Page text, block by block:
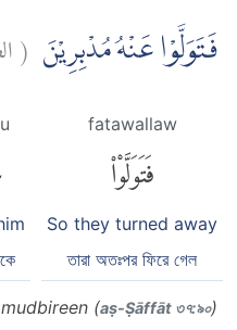
فَتَوَلَّوْا عَنْهُ مُدْبِرِيْنَ (
fatawallaw
فَتَوَلَّوْا۟
So they turned away
তারা অতঃপর ফিরে গেল
(aṣ-Ṣāffāt ৩৭:৯০)